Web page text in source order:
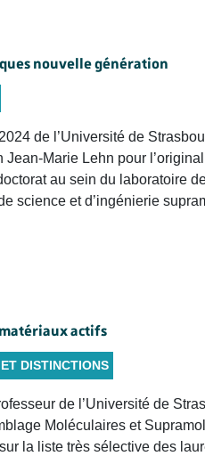
nouvelle génération
de l’Université de
Jean-Marie Lehn pour
au sein du laboratoire
science et d’ingénierie
matériaux actifs
DISTINCTIONS
de l’Université de
Moléculaires et
la liste très sélective des